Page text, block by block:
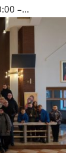
–...